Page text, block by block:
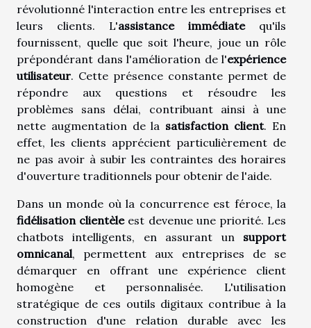
révolutionné l'interaction entre les entreprises et
leurs clients. L'assistance immédiatequ'ils
fournissent, quelle que soit l'heure, joue un rôle
prépondérant dans l'amélioration de l'expérience
utilisateur. Cette présence constante permet de
répondre aux questions et résoudre les
problèmes sans délai, contribuant ainsi à une
nette augmentation de la satisfaction client. En
effet, les clients apprécient particulièrement de
ne pas avoir à subir les contraintes des horaires
d'ouverture traditionnels pour obtenir de l'aide.
Dans un monde où la concurrence est féroce, la
fidélisation clientèleest devenue une priorité. Les
chatbots intelligents, en assurant un support
omnicanal, permettent aux entreprises de se
démarquer en offrant une expérience client
homogène et personnalisée. L'utilisation
stratégique de ces outils digitaux contribue à la
construction d'une relation durable avec les